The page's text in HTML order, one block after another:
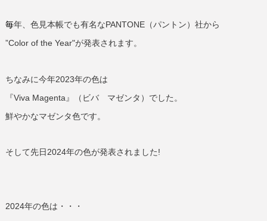
毎年、色見本帳でも有名なPANTONE （パントン）社から
”Color of the Year"が発表されます。
ちなみに今年2023年の色は
『Viva Magenta』（ビバ マゼンタ）でした。
鮮やかなマゼンタ色です。
そして先日2024年の色が発表されました!
2024年の色は・・・